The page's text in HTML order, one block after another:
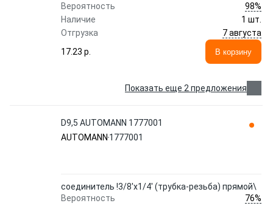
Вероятность
98%
Наличие
1 шт.
Отгрузка
7 августа
17.23 p.
В корзину
Показать еще 2 предложения
D9,5 AUTOMANN 1777001
AUTOMANN 1777001
соединитель !3/8'x1/4' (трубка-резьба) прямой\
Вероятность
76%